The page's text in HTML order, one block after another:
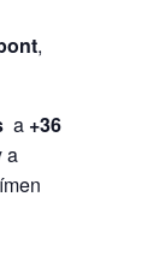
,
a +36
a